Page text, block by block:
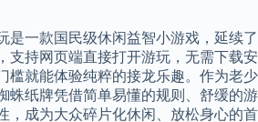
是一款国民级休闲益智小游戏，延续了
支持网页端直接打开游玩，无需下载安
槛就能体验纯粹的接龙乐趣。作为老少
蛛纸牌凭借简单易懂的规则、舒缓的游
，成为大众碎片化休闲、放松身心的首